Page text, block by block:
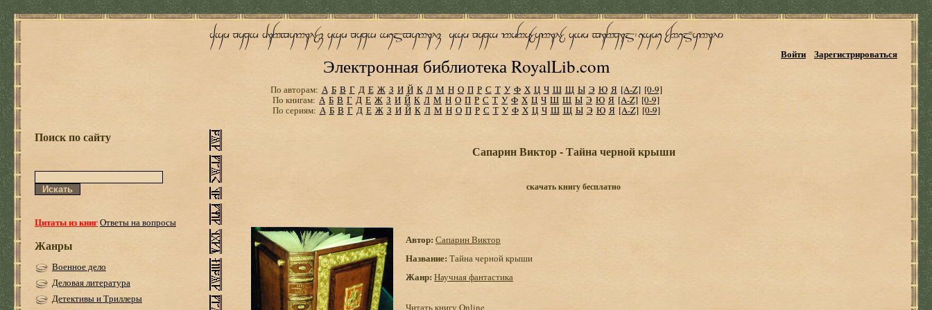
Электронная библиотека RoyalLib.com
Войти Зарегистрироваться
По авторам: А Б В Г Д Е Ж З И Й К Л М Н О П Р С Т У Ф Х Ц Ч Ш Щ Ы Э Ю Я [A-Z] [0-9]
По книгам: А Б В Г Д Е Ж З И Й К Л М Н О П Р С Т У Ф Х Ц Ч Ш Щ Ы Э Ю Я [A-Z] [0-9]
По сериям: А Б В Г Д Е Ж З И Й К Л М Н О П Р С Т У Ф Х Ц Ч Ш Щ Ы Э Ю Я [A-Z] [0-9]
Поиск по сайту
Цитаты из книгОтветы на вопросы
Жанры
Военное дело
Деловая литература
Детективы и Триллеры
Сапарин Виктор - Тайна черной крыши
скачать книгу бесплатно
Автор: Сапарин Виктор
Название: Тайна черной крыши
Жанр: Научная фантастика
Читать книгу Online